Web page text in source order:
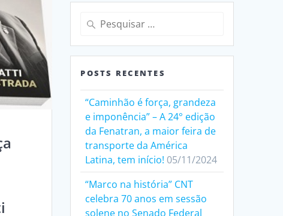
Pesquisar
por:
POSTS RECENTES
“Caminhão é força, grandeza
e imponência” – A 24° edição
da Fenatran, a maior feira de
transporte da América
Latina, tem início! 05/11/2024
“Marco na história” CNT
celebra 70 anos em sessão
solene no Senado Federal